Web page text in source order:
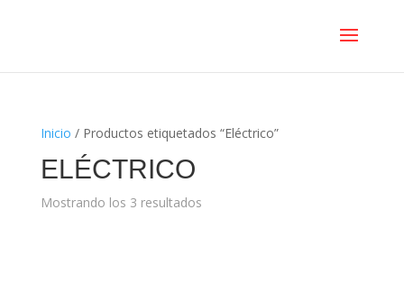
Inicio / Productos etiquetados “Eléctrico”
ELÉCTRICO
Mostrando los 3 resultados